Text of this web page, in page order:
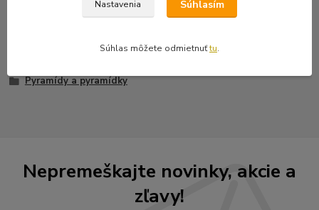
Pyramídy a pyramídky
Nepremeškajte novinky, akcie a
zľavy!
Nastavenia Súhlasím
Súhlas môžete odmietnuťtu.